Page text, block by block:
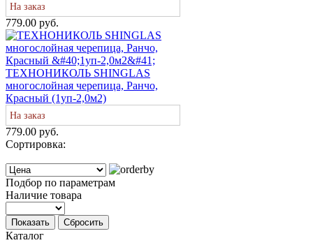
На заказ
779.00 руб.
ТЕХНОНИКОЛЬ SHINGLAS
многослойная черепица, Ранчо,
Красный (1уп-2,0м2)
На заказ
779.00 руб.
Сортировка:
Подбор по параметрам
Наличие товара
Показать Сбросить
Каталог